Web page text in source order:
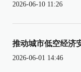
2026-06-10 11:26
推动城市低空经济
2026-06-01 14:46